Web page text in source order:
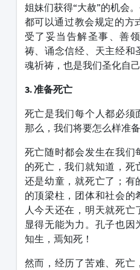
姐妹们获得“大赦”的机会
都可以通过教会规定的方
受了妥当告解圣事、善
祷、诵念信经、天主经和
魂祈祷，也是我们圣化自己
3. 准备死亡
死亡是我们每个人都必须
那么，我们将要怎么样准
死亡随时都会发生在我们
的死亡，我们就知道，死
还是幼童，就死亡了；有
的顶梁柱，团体和社会的
人今天还在，明天就死
显得无能为力。孔子也
知生，焉知死！
然而，经历了苦难、死亡